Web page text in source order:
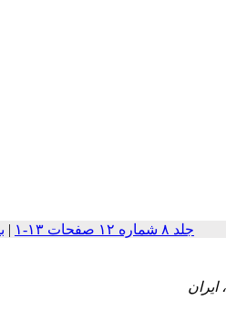
جلد ۸ شماره ۱۲ صفحات ۱۳-۱ |
ایران